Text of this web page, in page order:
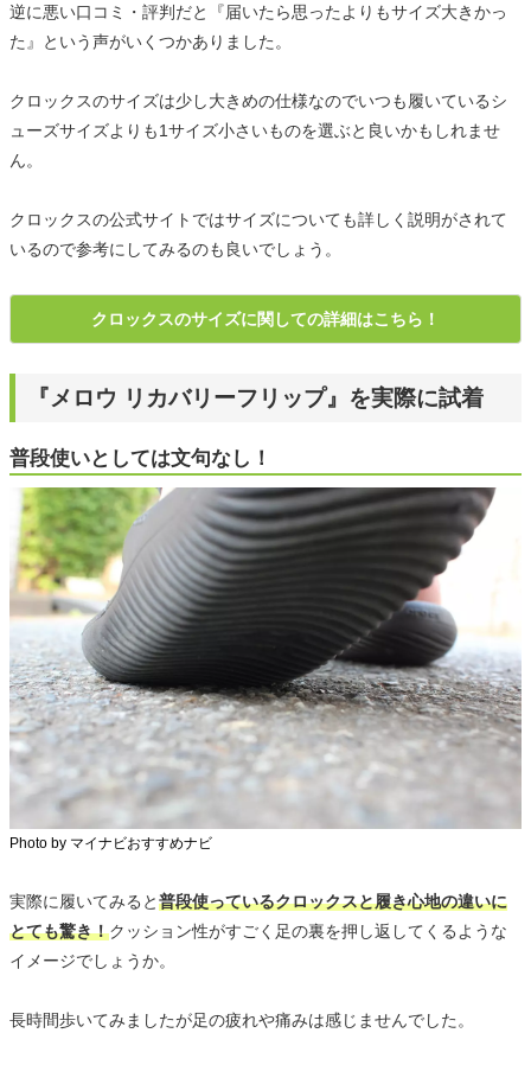
逆に悪い口コミ・評判だと『届いたら思ったよりもサイズ大きかっ
た』という声がいくつかありました。
クロックスのサイズは少し大きめの仕様なのでいつも履いているシ
ューズサイズよりも1サイズ小さいものを選ぶと良いかもしれませ
ん。
クロックスの公式サイトではサイズについても詳しく説明がされて
いるので参考にしてみるのも良いでしょう。
クロックスのサイズに関しての詳細はこちら！
『メロウ リカバリーフリップ』を実際に試着
普段使いとしては文句なし！
Photo by マイナビおすすめナビ
実際に履いてみると普段使っているクロックスと履き心地の違いに
とても驚き！クッション性がすごく足の裏を押し返してくるような
イメージでしょうか。
長時間歩いてみましたが足の疲れや痛みは感じませんでした。